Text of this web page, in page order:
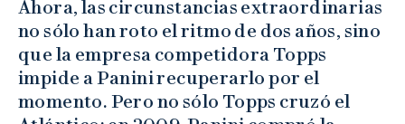
Ahora, las circunstancias extraordinarias
no sólo han roto el ritmo de dos años, sino
que la empresa competidora Topps
impide a Panini recuperarlo por el
momento. Pero no sólo Topps cruzó el